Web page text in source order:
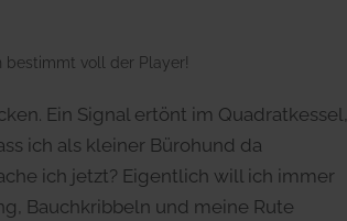
bestimmt voll der Player!
Ein Signal ertönt im Quadratkessel,
ich als kleiner Bürohund da
ich jetzt? Eigentlich will ich immer
Bauchkribbeln und meine Rute